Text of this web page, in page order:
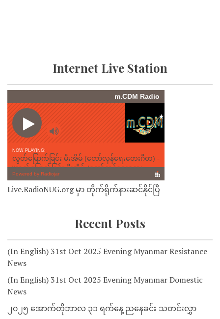
Internet Live Station
Live.RadioNUG.org မှာ တိုက်ရိုက်နားဆင်နိုင်ပြီ
Recent Posts
(In English) 31st Oct 2025 Evening Myanmar Resistance
News
(In English) 31st Oct 2025 Evening Myanmar Domestic
News
၂၀၂၅ အောက်တိုဘာလ ၃၁ ရက်နေ့ ညနေခင်း သတင်းလွှာ